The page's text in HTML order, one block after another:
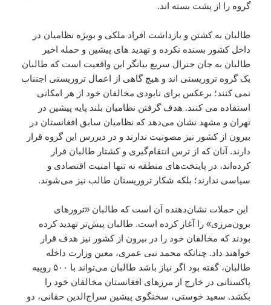
گروه را از پشت بسته اند.
طالبان به کشتن و بازداشت افراد ملکی و بویژه نظامیان در
داخل کشور بسنده نکرده و تهدید های پیشین و حمله اخیر
طالبان به جان جنرال سریع بیانگر این واقعیت است که طالبان
یک گروه تروریستی اند و هیچ گاهی از اعمال تروریستی اجتناب
نمی کنند؛ برعکس برای نابودی مخالفان خود از هر امکانی
استفاده می کنند. هدف‌ گرفتن نظامیان بلند پایه پیشین در
تهران و مشهد نشان می‌دهد که نظامیان سابق افغانستان در
بیرون از کشور نیز مصونیت ندارند و در دیررس این گروه قرار
دارند. آنان که از ترس انتقام‌گیری و کشتار طالبان فرار
کرده‌اند، در پایتخت‌های منطقه نه تنها امنیت اقتصادی و
سیاسی ندارند؛ بلکه شکار تروریستان طالب نیز می‌شوند.
این حملات نشان‌دهنده آن است که طالبان «ترورهای
برون‌مرزی» را آغاز کرده‌ است. طالبان پیش‌تر تهدید کرده
بودند که مخالفان خود را در بیرون از کشور نیز هدف قرار
خواهند داد. چنانکه محمد نبی عمری، معین وزارت داخله
طالبان، گفته بود اگر نیاز باشد طالبان می‌تواند با ۵۰۰ روپیه
پاکستانی در خارج از مرزهای افغانستان مخالفان خود را
بکشد. سعید خوستی، سخنگوی پیشین سراج‌الدین حقانی، دو